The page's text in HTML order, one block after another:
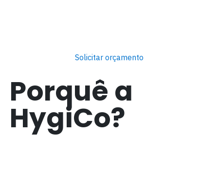
Solicitar orçamento
Porquê a
HygiCo?